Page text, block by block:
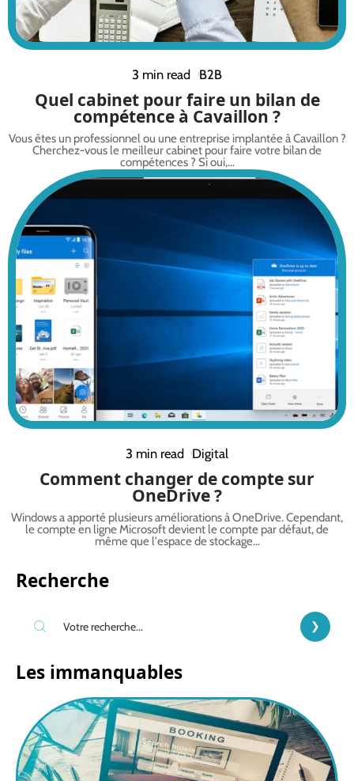
3 min read B2B
Quel cabinet pour faire un bilan de
compétence à Cavaillon ?
Vous êtes un professionnel ou une entreprise implantée à Cavaillon ?
Cherchez-vous le meilleur cabinet pour faire votre bilan de
compétences ? Si oui,…
3 min read Digital
Comment changer de compte sur
OneDrive ?
Windows a apporté plusieurs améliorations à OneDrive. Cependant,
le compte en ligne Microsoft devient le compte par défaut, de
même que l'espace de stockage…
Recherche
Les immanquables